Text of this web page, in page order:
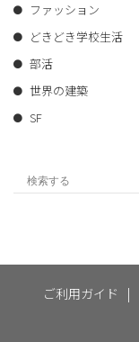
ファッション
どきどき学校生活
部活
世界の建築
SF
ご利用ガイド |